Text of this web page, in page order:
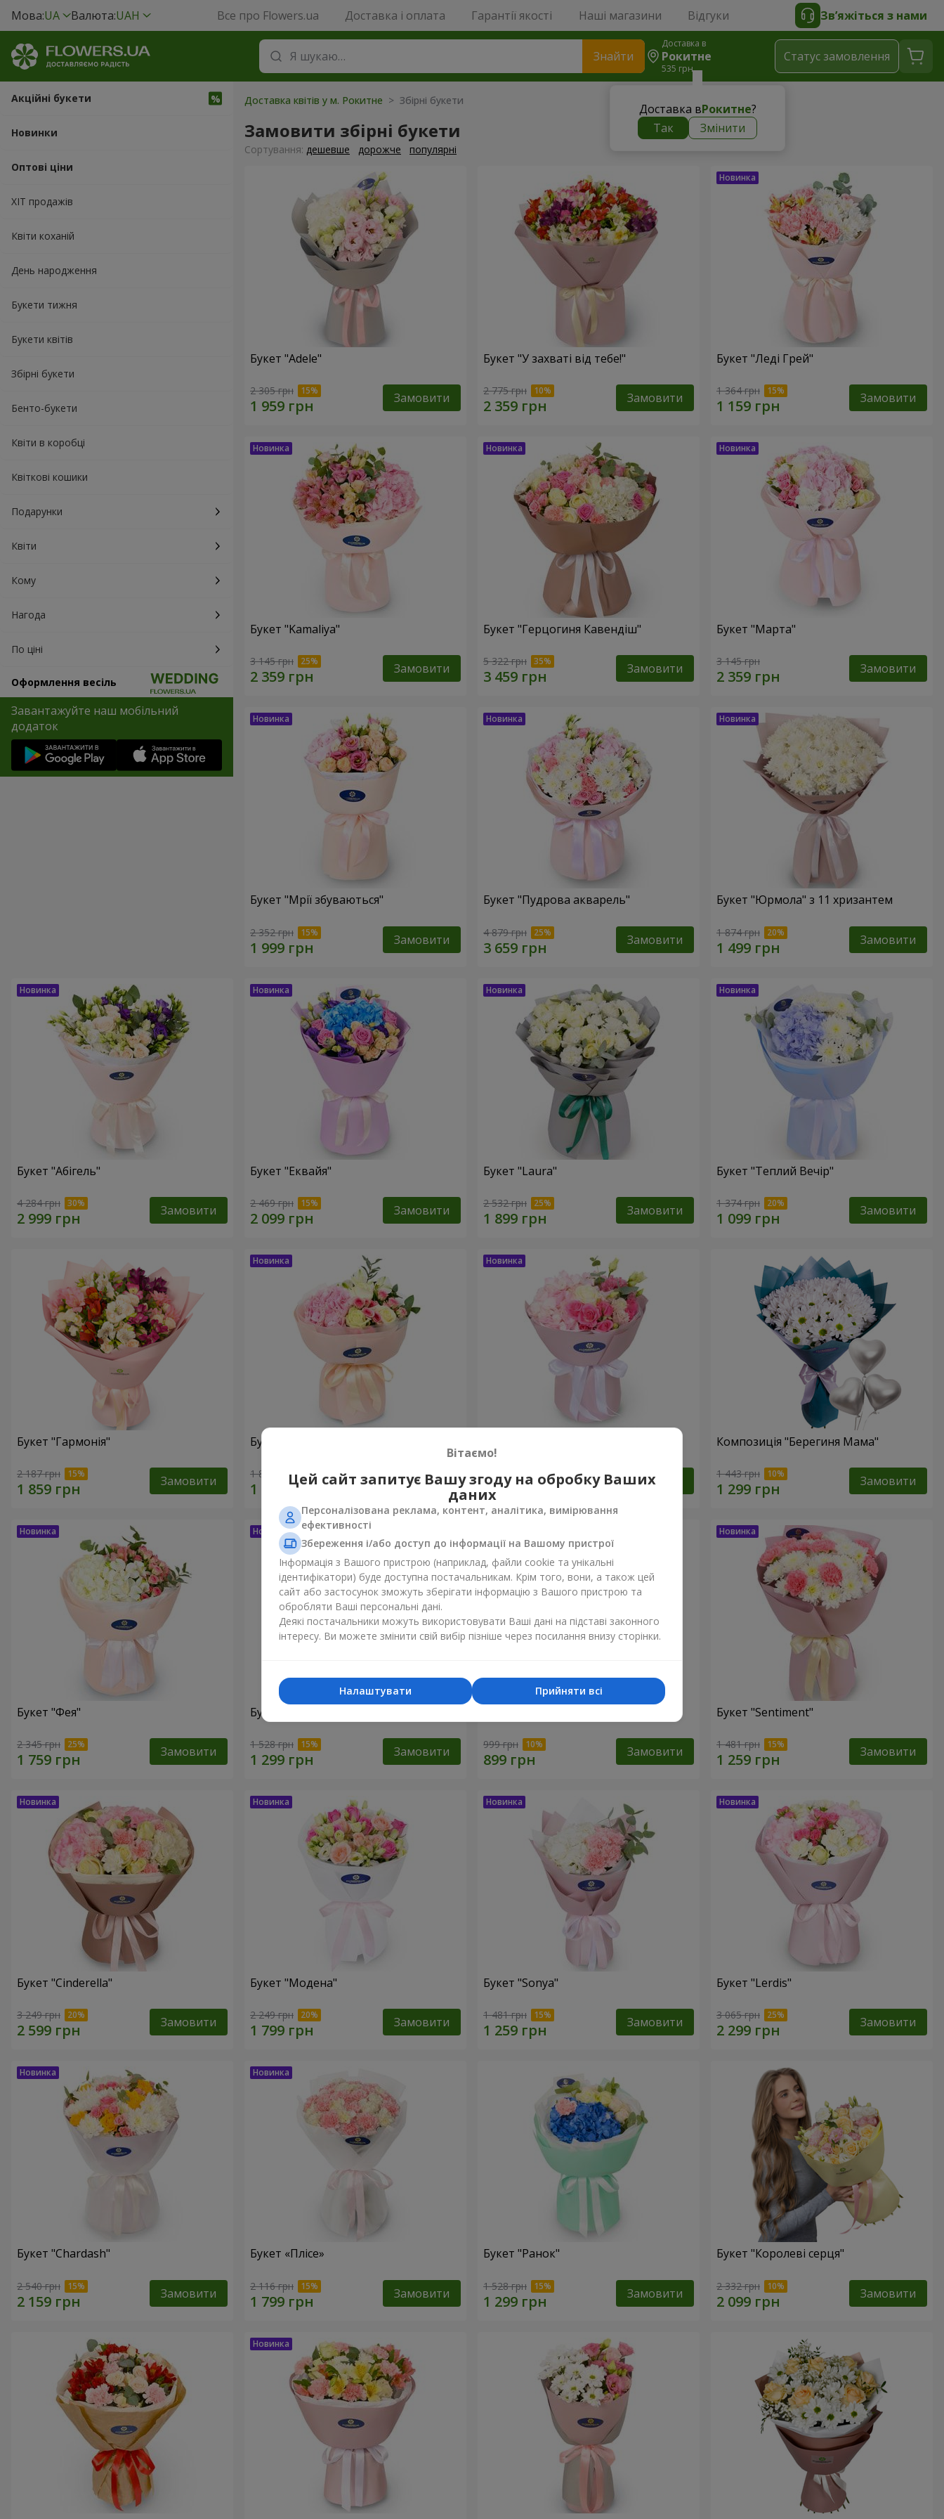
Мова:UA Валюта:UAH Все про Flowers.ua Доставка і оплата Гарантії якості Наші магазини Відгуки Зв’яжіться з нами
Знайти
Доставка в
Рокитне
535 грн
Доставка вРокитне?
Так
Змінити
Статус замовлення
Акційні букети
Новинки
Оптові ціни
ХІТ продажів
Квіти коханій
День народження
Букети тижня
Букети квітів
Збірні букети
Бенто-букети
Квіти в коробці
Квіткові кошики
Подарунки
Квіти
Кому
Нагода
По ціні
Оформлення весіль
Завантажуйте наш мобільний
додаток
Доставка квітів у м. Рокитне > Збірні букети
Замовити збірні букети
Сортування: дешевше дорожче популярні
Букет "Adele"
2 305 грн Замовити
Букет "У захваті від тебе!"
2 775 грн Замовити
Букет "Леді Грей"
1 364 грн Замовити
Букет "Kamaliya"
3 145 грн Замовити
Букет "Герцогиня Кавендіш"
5 322 грн Замовити
Букет "Марта"
3 145 грн Замовити
Букет "Мрії збуваються"
2 352 грн Замовити
Букет "Пудрова акварель"
4 879 грн Замовити
Букет "Юрмола" з 11 хризантем
1 874 грн Замовити
Букет "Абігель"
4 284 грн Замовити
Букет "Еквайя"
2 469 грн Замовити
Букет "Laura"
2 532 грн Замовити
Букет "Теплий Вечір"
1 374 грн Замовити
Букет "Гармонія"
2 187 грн Замовити
Букет "El Monte"
1 881 грн Замовити 1 732 грн Замовити
Композиція "Берегиня Мама"
1 443 грн Замовити
Букет "Фея"
2 345 грн Замовити
Букет "Юрмола" з 9 хризантем
1 528 грн Замовити 999 грн Замовити
Букет "Sentiment"
1 481 грн Замовити
Букет "Cinderella"
3 249 грн Замовити
Букет "Модена"
2 249 грн Замовити
Букет "Sonya"
1 481 грн Замовити
Букет "Lerdis"
3 065 грн Замовити
Букет "Chardash"
2 540 грн Замовити
Букет «Плісе»
2 116 грн Замовити
Букет "Ранок"
1 528 грн Замовити
Букет "Королеві серця"
2 332 грн Замовити
Вітаємо!
Цей сайт запитує Вашу згоду на обробку Ваших
даних
Персоналізована реклама, контент, аналітика, вимірювання
ефективності
Збереження і/або доступ до інформації на Вашому пристрої
Інформація з Вашого пристрою (наприклад, файли cookie та унікальні
ідентифікатори) буде доступна постачальникам. Крім того, вони, а також цей
сайт або застосунок зможуть зберігати інформацію з Вашого пристрою та
обробляти Ваші персональні дані.
Деякі постачальники можуть використовувати Ваші дані на підставі законного
інтересу. Ви можете змінити свій вибір пізніше через посилання внизу сторінки.
Прийняти всі
Налаштувати